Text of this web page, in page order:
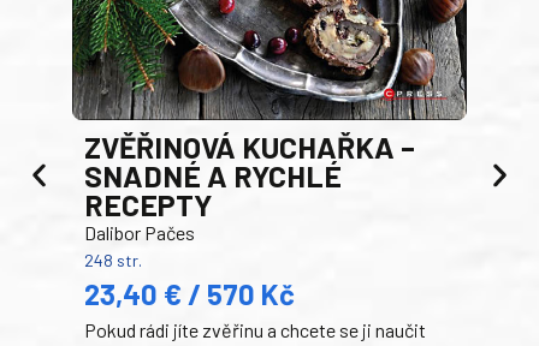
ZVĚŘINOVÁ KUCHAŘKA –
SNADNÉ A RYCHLÉ
RECEPTY
Dalibor Pačes
248 str.
23,40 € / 570 Kč
Pokud rádi jíte zvěřinu a chcete se ji naučit